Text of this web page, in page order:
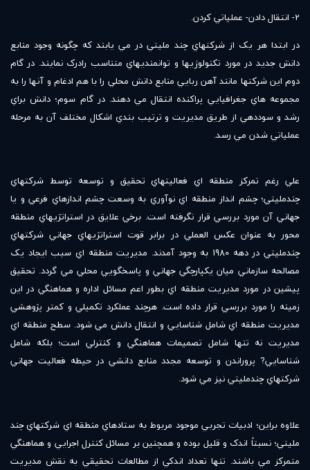
2- انتقال دادن- عملياتي کردن.
در ابتدا هر يک از شرکتهاي چند مليتي در مي يابند که چگونه وجود منابع
دانش جديد در مورد تکنولوژيها و توانمنديهاي متناسب رادرک نمايند. در گام
دوم اين شرکتها مانند آهن ربايي منابع دانش محلي را با هم ادغام و آنها را به
مجموعه هاي جغرافيايي پراکنده انتقال مي دهند. در گام سوم؛ دانش براي
رشد و سوددهي از طريق مديريت و ترتيب بندي اشکال مختلف آن به مرحله
عملياتي شدن مي رسد.
علي رغم تمرکز منطقه اي فعاليتهاي تحقيق و توسعه توسط شرکتهاي
چندمليتي؛ چشم انداز منطقه اي نوآوري به وسعت چشم اندازهاي فرعي و يا
جهاني آن مورد بررسي قرار نگرفته است. برخي علايق در استراتژيهاي منطقه
محور به عنوان عکس العملي در برابر قوت استراتژيهاي جهاني شرکتهاي
چندمليتي در دهه 1980 به وجود آمدند. مديريت منطقه اي سبب ايجاد يک
مصالحه سازماني ميان يکپارچگي جهاني و پاسخگويي محلي مي گردد. تحقيق
پيشين در مورد مديريت منطقه اي بطور اعم مسائل اداره و هماهنگي در اين
زمينه را مورد بررسي قرار داده است. هرچند عملکرد تکميلي و کمتر پژوهشي
مديريت منطقه اي شامل شناسايي و انتقال دانش مي شود. سطح منطقه اي
مديريت نه تنها شامل تصميمات هماهنگي و کنترلي است؛ بلکه شامل
شناسايي? پروراندن و توسعه مجدد منابع دانشي در حيطه فعاليت جهاني
شرکتهاي چندمليتي نيز مي شود.
علاوه براين؛ ادبيات تجربي موجود مربوط به ستادهاي منطقه اي شرکتهاي چند
مليتي؛ نسبتاً اندک و قليل بوده و همچنين بر مسائل کنترل اجرايي و هماهنگي
متمرکز مي باشند. تنها تعداد اندکي از مطالعات تحقيقي به نقش مديريت